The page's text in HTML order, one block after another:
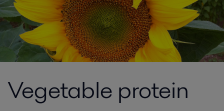
Vegetable protein